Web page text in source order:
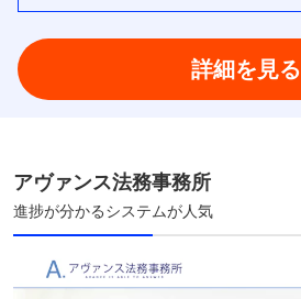
詳細を見る
アヴァンス法務事務所
進捗が分かるシステムが人気